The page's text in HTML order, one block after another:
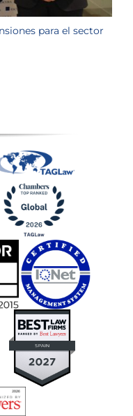
para el sector